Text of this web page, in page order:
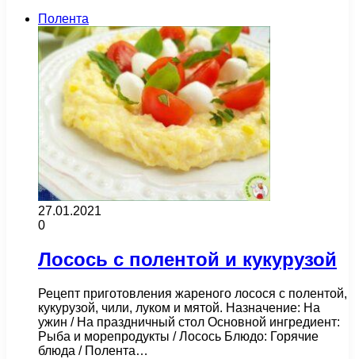
Полента
27.01.2021
0
Лосось с полентой и кукурузой
Рецепт приготовления жареного лосося с полентой,
кукурузой, чили, луком и мятой. Назначение: На
ужин / На праздничный стол Основной ингредиент:
Рыба и морепродукты / Лосось Блюдо: Горячие
блюда / Полента…